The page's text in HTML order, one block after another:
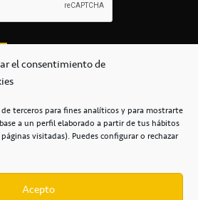
el consentimiento de
terceros para fines analíticos y para mostrarte
a un perfil elaborado a partir de tus hábitos
visitadas). Puedes configurar o rechazar
Acepto
684
/ 38108 – La Laguna